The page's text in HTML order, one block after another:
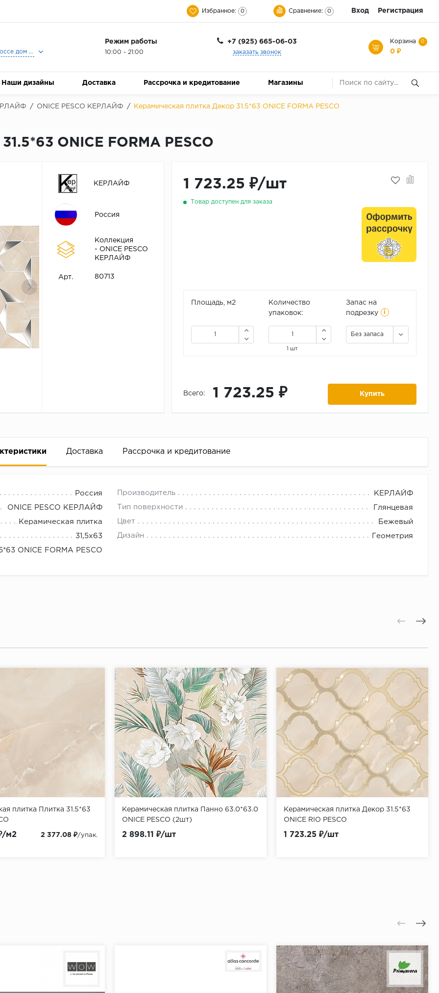
Избранное: 0 Сравнение: 0 Вход Регистрация
Москва, Ленинградское шоссе дом 25, Торговый Центр Family Room, 2-ой этаж, Магазин Керамический Бум.
Режим работы
10:00 - 21:00
+7 (925) 665-06-03
заказать звонок
Корзина 0
0 ₽
Наши дизайны Доставка Рассрочка и кредитование Магазины
/ ONICE PESCO КЕРЛАЙФ / Керамическая плитка Декор 31.5*63 ONICE FORMA PESCO
ONICE FORMA PESCO
КЕРЛАЙФ
Россия
Коллекция
- ONICE PESCO
КЕРЛАЙФ
Арт. 80713
1 723.25 ₽/шт
Товар доступен для заказа
Площадь, м2
Количество
упаковок:
1 шт
Запас на
подрезку
i
Без запаса
Всего: 1 723.25 ₽ Купить
Доставка Рассрочка и кредитование
Россия Производитель КЕРЛАЙФ
ONICE PESCO КЕРЛАЙФ Тип поверхности Глянцевая
Керамическая плитка Цвет Бежевый
31,5x63 Дизайн Геометрия
ONICE FORMA PESCO
деньгами
плитка Плитка 31.5*63
м2 2 377.08 ₽/упак.
Керамическая плитка Панно 63.0*63.0
ONICE PESCO (2шт)
2 898.11 ₽/шт
Керамическая плитка Декор 31.5*63
ONICE RIO PESCO
1 723.25 ₽/шт